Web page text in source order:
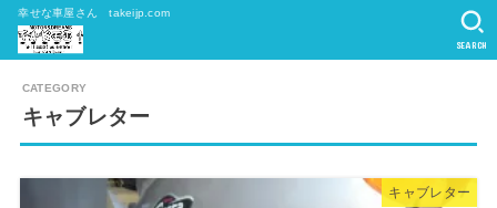
幸せな車屋さん takeijp.com
SEARCH
キャブレター
キャブレター